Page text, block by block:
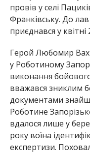
провів у селі
Франківську. До
приєднався у квітні
Герой Любомир
у Роботиному
виконання
вважався зниклим
документами
Роботине
вдалося лише у
року воїна
експертизи.